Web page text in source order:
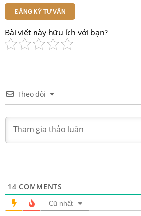
ĐĂNG KÝ TƯ VẤN
Bài viết này hữu ích với bạn?
Theo dõi
14 COMMENTS
Cũ nhất